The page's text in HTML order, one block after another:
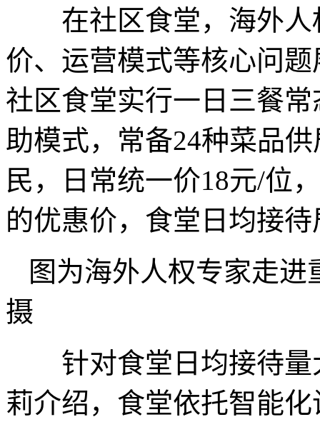
在社区食堂，海外人
价、运营模式等核心问
社区食堂实行一日三餐
助模式，常备24种菜品
民，日常统一价18元/位
的优惠价，食堂日均接
图为海外人权专家走
摄
针对食堂日均接待量
莉介绍，食堂依托智能